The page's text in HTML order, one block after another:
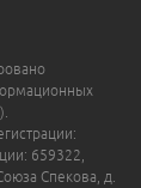
659322,
Спекова, д.